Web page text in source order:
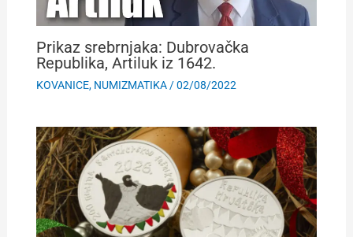
Prikaz srebrnjaka: Dubrovačka
Republika, Artiluk iz 1642.
KOVANICE, NUMIZMATIKA/02/08/2022